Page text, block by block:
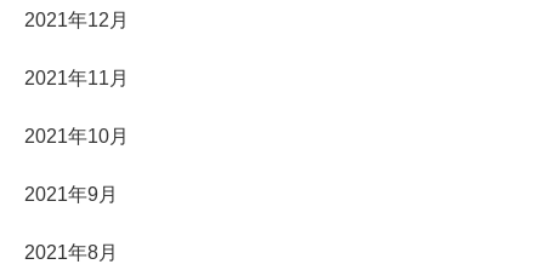
2021年12月
2021年11月
2021年10月
2021年9月
2021年8月